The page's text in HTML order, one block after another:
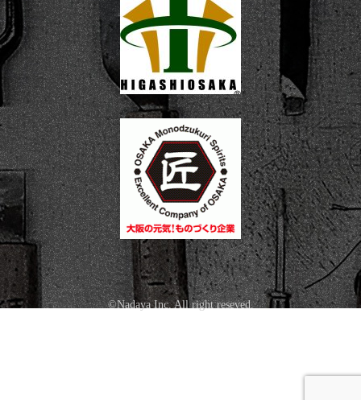
©Nadaya Inc. All right reseved.